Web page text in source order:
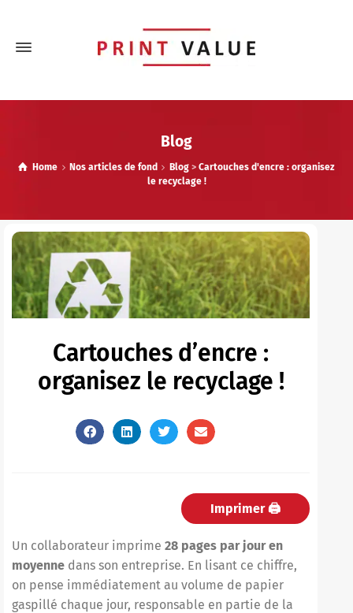
Blog
Home Nos articles de fond Blog > Cartouches d'encre : organisez
le recyclage !
Cartouches d’encre :
organisez le recyclage !
Imprimer 🖨
Un collaborateur imprime 28 pages par jour en
moyenne dans son entreprise. En lisant ce chiffre,
on pense immédiatement au volume de papier
gaspillé chaque jour, responsable en partie de la